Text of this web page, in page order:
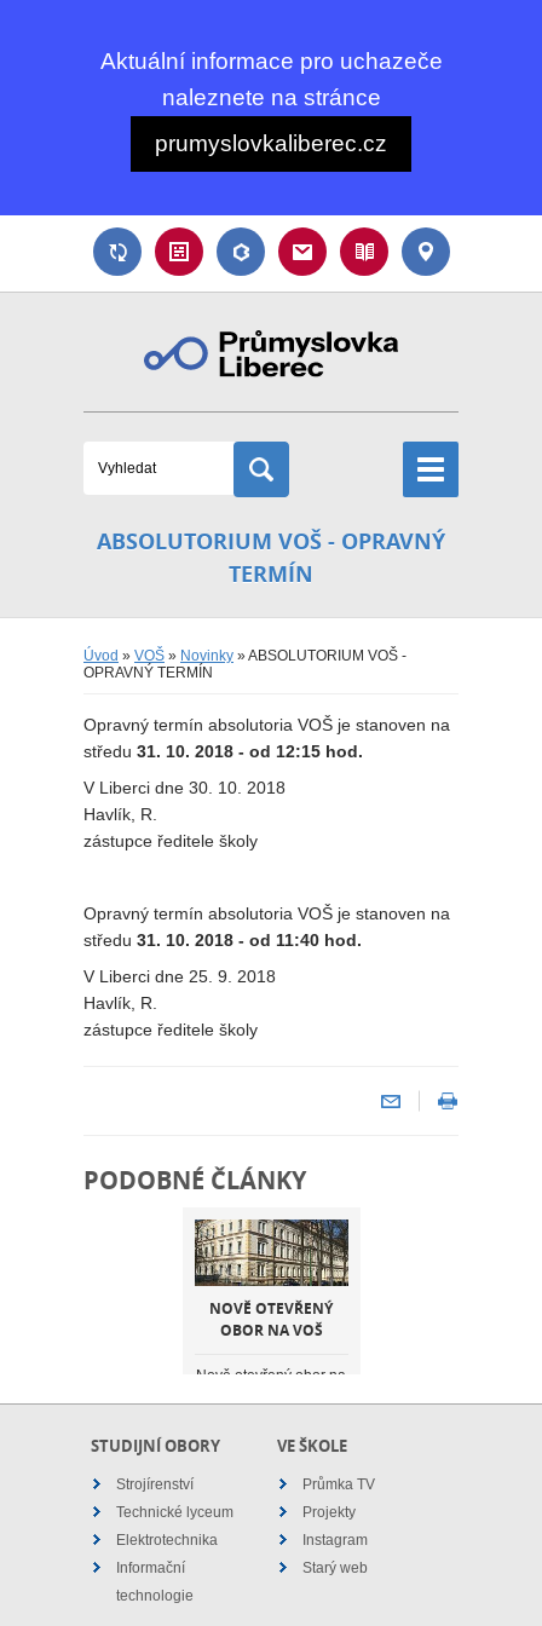
Aktuální informace pro uchazeče
naleznete na stránce
prumyslovkaliberec.cz
ABSOLUTORIUM VOŠ - OPRAVNÝ
TERMÍN
Úvod » VOŠ » Novinky » ABSOLUTORIUM VOŠ -
OPRAVNÝ TERMÍN
Opravný termín absolutoria VOŠ je stanoven na
středu 31. 10. 2018 - od 12:15 hod.
V Liberci dne 30. 10. 2018
Havlík, R.
zástupce ředitele školy
Opravný termín absolutoria VOŠ je stanoven na
středu 31. 10. 2018 - od 11:40 hod.
V Liberci dne 25. 9. 2018
Havlík, R.
zástupce ředitele školy
PODOBNÉ ČLÁNKY
NOVĚ OTEVŘENÝ
OBOR NA VOŠ
Nově otevřený obor na
zaměstnání zaměřený
STUDIJNÍ OBORY
Strojírenství
Technické lyceum
Elektrotechnika
Informační
technologie
VE ŠKOLE
Průmka TV
Projekty
Instagram
Starý web